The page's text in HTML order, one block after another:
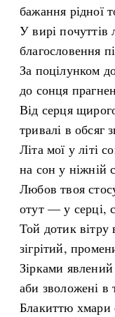
бажання рідної
У вирі почуттів
благословення
За поцілунком
до сонця
Від серця
тривалі в обсяг
Літа мої у літі
на сон у ніжній
Любов твоя
отут — у серці,
Той дотик вітру
зігрітий,
Зірками
аби зволожені в
Блакиттю хмари